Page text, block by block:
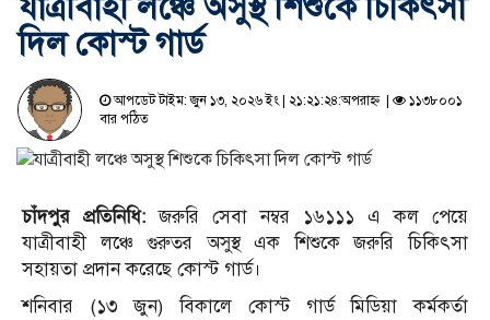
দিল কোস্ট গার্ড
আপডেট টাইম: জুন ১৩, ২০২৬ ইং | ২১:২১:২৪:অপরাহ্ন |
১১৩৮০০১
বার পঠিত
চাঁদপুর প্রতিনিধি:জরুরি সেবা নম্বর ১৬১১১ এ কল পেয়ে
যাত্রীবাহী লঞ্চে গুরুতর অসুস্থ এক শিশুকে জরুরি চিকিৎসা
সহায়তা প্রদান করেছে কোস্ট গার্ড।
শনিবার (১৩ জুন) বিকালে কোস্ট গার্ড মিডিয়া কর্মকর্তা